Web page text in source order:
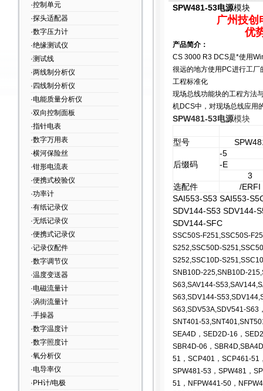
·控制单元
·探头适配器
·数字压力计
·绝缘测试仪
·测试线
·两线制分析仪
·四线制分析仪
·电能质量分析仪
·双向控制面板
·指针电表
·数字万用表
·横河保险丝
·钳形电流表
·便携式校验仪
·功率计
·有纸记录仪
·无纸记录仪
·便携式记录仪
·记录仪配件
·数字调节仪
·温度变送器
·电磁流量计
·涡街流量计
·手操器
·数字温度计
·数字照度计
·氧分析仪
·电导率仪
·PH计/电极
SPW481-53电源模块
广州技
优
产品简介：
CS 3000 R3 DCS是*使用
很远的地方使用PC进行工
工程标准化
现场总线功能块的工程方法
机DCS中，对现场总线应用
SPW481-53电源模块
型号
后缀码
-5
-E
3
选配件
/ERFI
SAI553-S53 SAI553-
SDV144-S53 SDV144-
SDV144-SFC
SSC50S-F251,SSC50S-
S252,SSC50D-
S252,SSC10D-
SNB10D-225,SNB10D-
S63,SAV144-
S63,SDV144-
S63,SDV53A,SDV541-S63
SNT401-
SEA4D，SED2D-16，
SBR4D-06，
51，SCP401，SCP461-51
SPW481-53 ，SPW481，
51，NFPW441-50，